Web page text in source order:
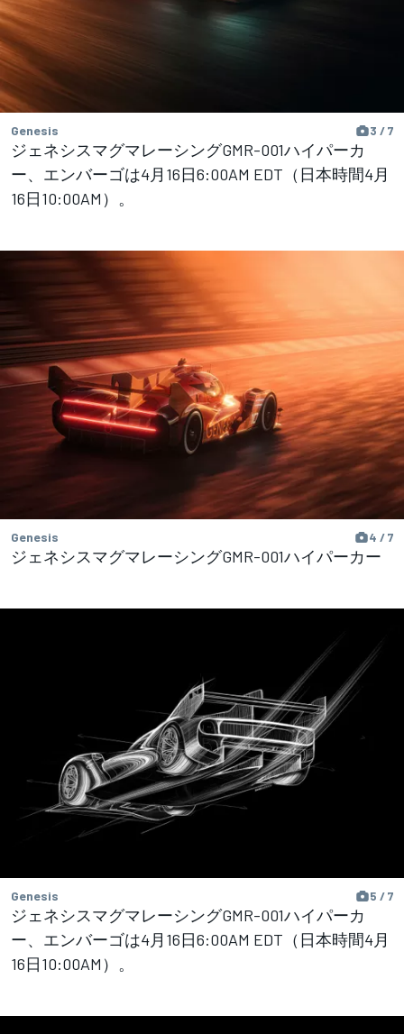
Genesis 3 / 7
ジェネシスマグマレーシングGMR-001ハイパーカ
ー、エンバーゴは4月16日6:00AM EDT（日本時間4月
16日10:00AM）。
Genesis 4 / 7
ジェネシスマグマレーシングGMR-001ハイパーカー
Genesis 5 / 7
ジェネシスマグマレーシングGMR-001ハイパーカ
ー、エンバーゴは4月16日6:00AM EDT（日本時間4月
16日10:00AM）。